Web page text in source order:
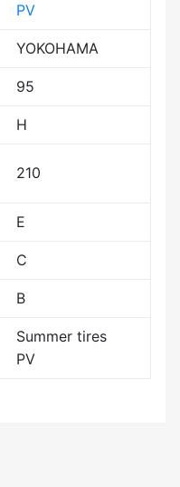
PV
YOKOHAMA
95
H
210
E
C
B
Summer tires
PV